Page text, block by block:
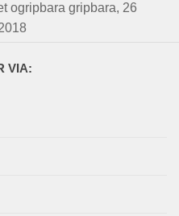
ogripbara gripbara, 26
VIA: